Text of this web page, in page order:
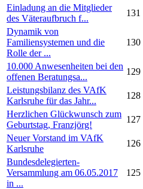
Einladung an die Mitglieder
des Väteraufbruch f...
131
Dynamik von
Familiensystemen und die
Rolle der ...
130
10.000 Anwesenheiten bei den
offenen Beratungsa...
129
Leistungsbilanz des VAfK
Karlsruhe für das Jahr...
128
Herzlichen Glückwunsch zum
Geburtstag, Franzjörg!
127
Neuer Vorstand im VAfK
Karlsruhe
126
Bundesdelegierten-
Versammlung am 06.05.2017
in ...
125